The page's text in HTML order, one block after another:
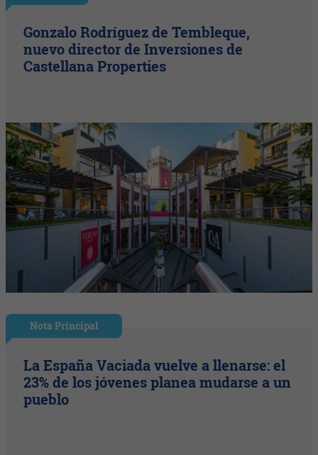
Gonzalo Rodríguez de Tembleque,
nuevo director de Inversiones de
Castellana Properties
Nota Principal
La España Vaciada vuelve a llenarse: el
23% de los jóvenes planea mudarse a un
pueblo